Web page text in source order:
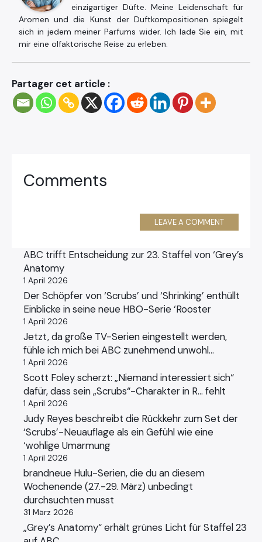
einzigartiger Düfte. Meine Leidenschaft für
Aromen und die Kunst der Duftkompositionen spiegelt
sich in jedem meiner Parfums wider. Ich lade Sie ein, mit
mir eine olfaktorische Reise zu erleben.
Partager cet article :
Comments
LEAVE A COMMENT
ABC trifft Entscheidung zur 23. Staffel von ‘Grey’s
Anatomy
1 April 2026
Der Schöpfer von ‘Scrubs’ und ‘Shrinking’ enthüllt
Einblicke in seine neue HBO-Serie ‘Rooster
1 April 2026
Jetzt, da große TV-Serien eingestellt werden,
fühle ich mich bei ABC zunehmend unwohl…
1 April 2026
Scott Foley scherzt: „Niemand interessiert sich“
dafür, dass sein „Scrubs“-Charakter in R… fehlt
1 April 2026
Judy Reyes beschreibt die Rückkehr zum Set der
‘Scrubs’-Neuauflage als ein Gefühl wie eine
‘wohlige Umarmung
1 April 2026
brandneue Hulu-Serien, die du an diesem
Wochenende (27.-29. März) unbedingt
durchsuchten musst
31 März 2026
„Grey’s Anatomy“ erhält grünes Licht für Staffel 23